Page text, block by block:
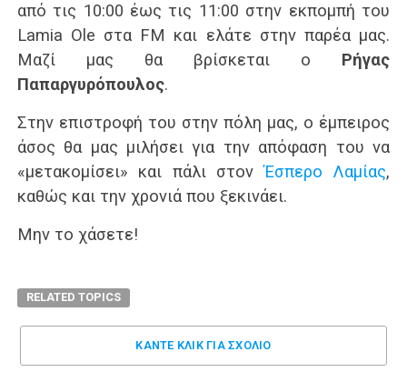
από τις 10:00 έως τις 11:00 στην εκπομπή του
Lamia Ole στα FM και ελάτε στην παρέα μας.
Μαζί μας θα βρίσκεται ο Ρήγας
Παπαργυρόπουλος.
Στην επιστροφή του στην πόλη μας, ο έμπειρος
άσος θα μας μιλήσει για την απόφαση του να
«μετακομίσει» και πάλι στονΈσπερο Λαμίας,
καθώς και την χρονιά που ξεκινάει.
Μην το χάσετε!
RELATED TOPICS
ΚΑΝΤΕ ΚΛΊΚ ΓΙΑ ΣΧΌΛΙΟ